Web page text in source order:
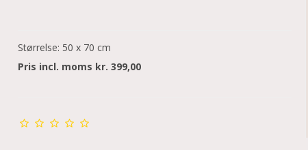
Størrelse: 50 x 70 cm
Pris incl. moms kr. 399,00